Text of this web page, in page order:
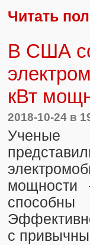
Читать
В США
кВт
2018-10-24 в
Ученые
с